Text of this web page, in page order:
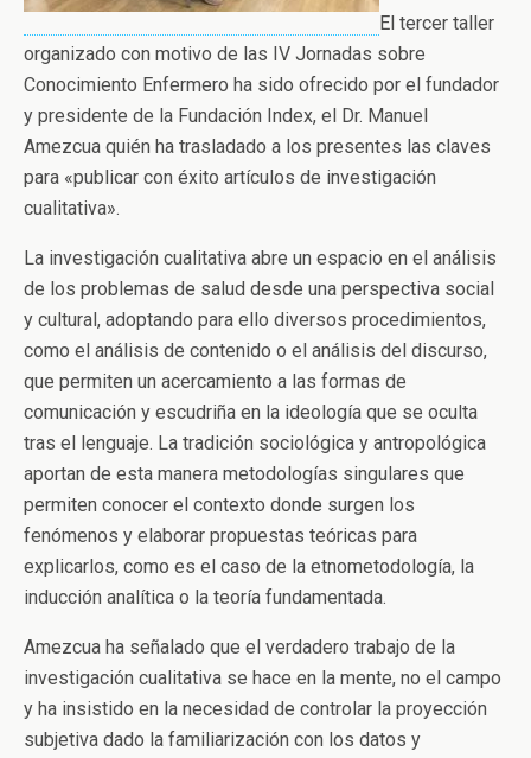
El tercer taller
organizado con motivo de las IV Jornadas sobre
Conocimiento Enfermero ha sido ofrecido por el fundador
y presidente de la Fundación Index, el Dr. Manuel
Amezcua quién ha trasladado a los presentes las claves
para «publicar con éxito artículos de investigación
cualitativa».
La investigación cualitativa abre un espacio en el análisis
de los problemas de salud desde una perspectiva social
y cultural, adoptando para ello diversos procedimientos,
como el análisis de contenido o el análisis del discurso,
que permiten un acercamiento a las formas de
comunicación y escudriña en la ideología que se oculta
tras el lenguaje. La tradición sociológica y antropológica
aportan de esta manera metodologías singulares que
permiten conocer el contexto donde surgen los
fenómenos y elaborar propuestas teóricas para
explicarlos, como es el caso de la etnometodología, la
inducción analítica o la teoría fundamentada.
Amezcua ha señalado que el verdadero trabajo de la
investigación cualitativa se hace en la mente, no el campo
y ha insistido en la necesidad de controlar la proyección
subjetiva dado la familiarización con los datos y